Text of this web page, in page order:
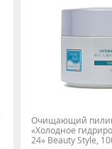
Очищающий
«Холодное
24» Beauty Style,